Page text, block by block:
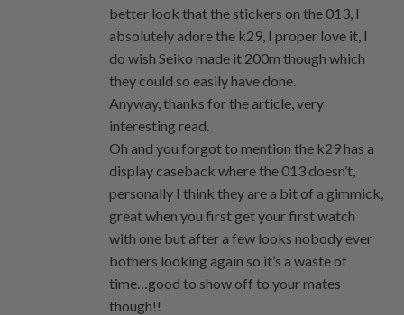
better look that the stickers on the 013, I
absolutely adore the k29, I proper love it, I
do wish Seiko made it 200m though which
they could so easily have done.
Anyway, thanks for the article, very
interesting read.
Oh and you forgot to mention the k29 has a
display caseback where the 013 doesn’t,
personally I think they are a bit of a gimmick,
great when you first get your first watch
with one but after a few looks nobody ever
bothers looking again so it’s a waste of
time…good to show off to your mates
though!!